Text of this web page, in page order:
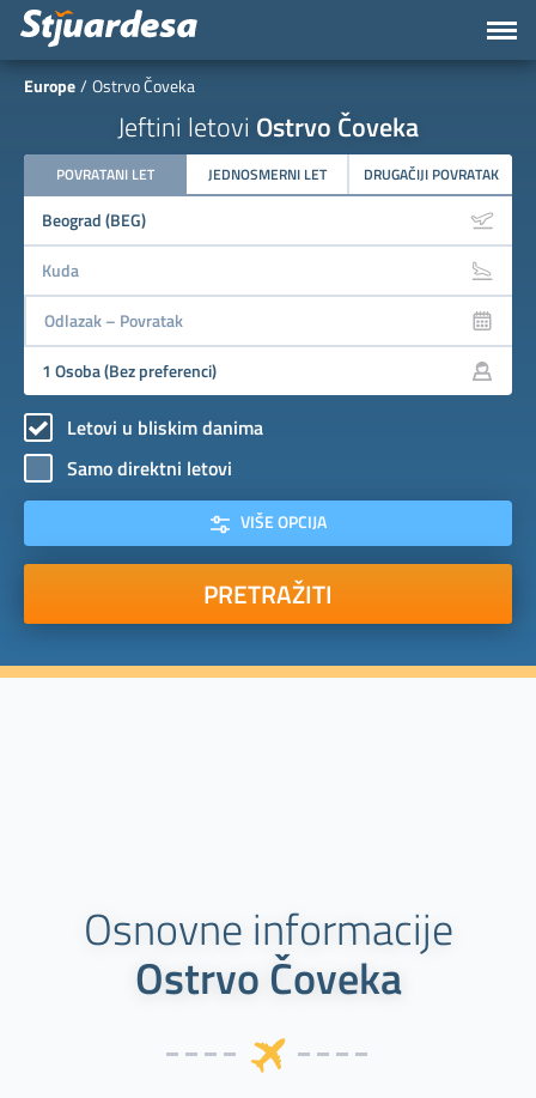
Europe Ostrvo Čoveka
Jeftini letovi Ostrvo Čoveka
POVRATANI LET JEDNOSMERNI LET DRUGAČIJI POVRATAK
Letovi u bliskim danima
Samo direktni letovi
VIŠE OPCIJA
PRETRAŽITI
Osnovne informacije
Ostrvo Čoveka